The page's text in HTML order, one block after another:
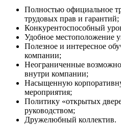
Полностью официальное
трудовых прав и гарантий;
Конкурентоспособный
Удобное местоположение
Полезное и интересное
компании;
Неограниченные
внутри компании;
Насыщенную
мероприятия;
Политику «открытых
руководством;
Дружелюбный коллектив.